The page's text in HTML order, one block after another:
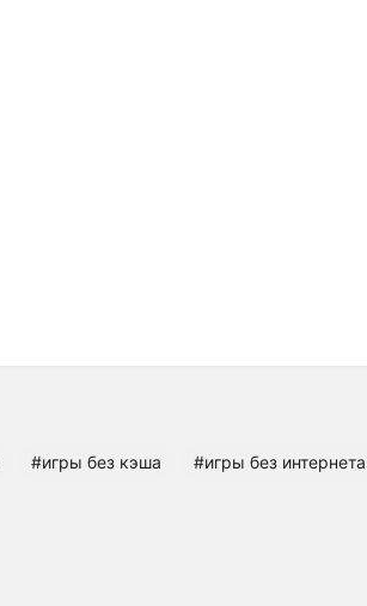
#игры без кэша #игры без интернета